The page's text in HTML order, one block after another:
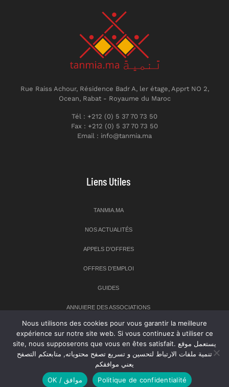
Rue Raiss Achour, Résidence Badr A, ler étage, Apprt NO 2,
Ocean, Rabat - Royaume du Maroc
Tél : +212 (0) 5 37 70 73 50
Fax : +212 (0) 5 37 70 73 50
Email : info@tanmia.ma
Liens Utiles
TANMIA.MA
NOS ACTUALITÉS
APPELS D’OFFRES
OFFRES D’EMPLOI
GUIDES
ANNUIERE DES ASSOCIATIONS
Newsletter
Inscrivez-vous à notre newsletter pour recevoir les dernières
nouvelles sur TANMIA
Nous utilisons des cookies pour vous garantir la meilleure
expérience sur notre site web. Si vous continuez à utiliser ce
site, nous supposerons que vous en êtes satisfait. يستعمل موقع
تنمية ملفات الارتباط لتحسين و تسريع تصفح محتوياته, متابعتكم التصفح
يعني موافقكم
OK / موافق
Politique de confidentialité